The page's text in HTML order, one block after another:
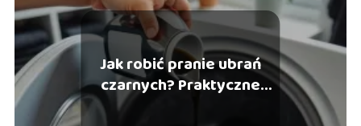
Jak robić pranie ubrań
czarnych? Praktyczne
porady i wskazówki